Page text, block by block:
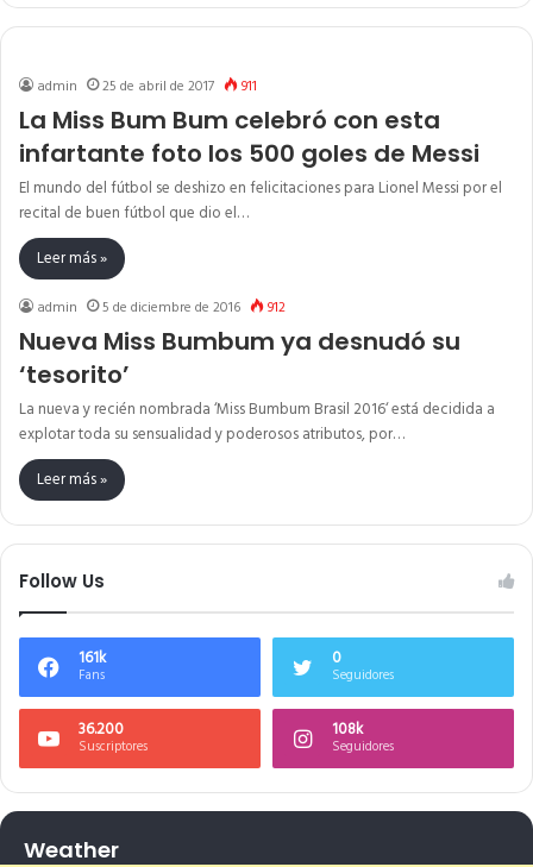
admin 25 de abril de 2017 911
La Miss Bum Bum celebró con esta
infartante foto los 500 goles de Messi
El mundo del fútbol se deshizo en felicitaciones para Lionel Messi por el
recital de buen fútbol que dio el…
Leer más »
admin 5 de diciembre de 2016 912
Nueva Miss Bumbum ya desnudó su
‘tesorito’
La nueva y recién nombrada ‘Miss Bumbum Brasil 2016‘ está decidida a
explotar toda su sensualidad y poderosos atributos, por…
Leer más »
Follow Us
161k
Fans
0
Seguidores
36.200
Suscriptores
108k
Seguidores
Weather